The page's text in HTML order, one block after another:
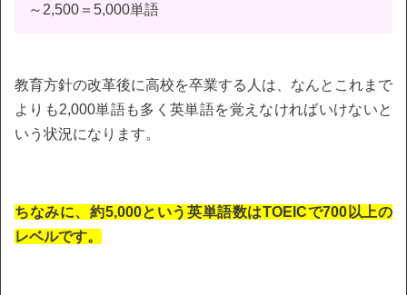
～2,500＝5,000単語
教育方針の改革後に高校を卒業する人は、なんとこれまで
よりも2,000単語も多く英単語を覚えなければいけないと
いう状況になります。
ちなみに、約5,000という英単語数はTOEICで700以上の
レベルです。